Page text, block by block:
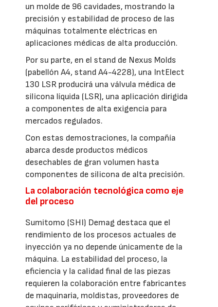
un molde de 96 cavidades, mostrando la
precisión y estabilidad de proceso de las
máquinas totalmente eléctricas en
aplicaciones médicas de alta producción.
Por su parte, en el stand de Nexus Molds
(pabellón A4, stand A4-4228), una IntElect
130 LSR producirá una válvula médica de
silicona líquida (LSR), una aplicación dirigida
a componentes de alta exigencia para
mercados regulados.
Con estas demostraciones, la compañía
abarca desde productos médicos
desechables de gran volumen hasta
componentes de silicona de alta precisión.
La colaboración tecnológica como eje
del proceso
Sumitomo (SHI) Demag destaca que el
rendimiento de los procesos actuales de
inyección ya no depende únicamente de la
máquina. La estabilidad del proceso, la
eficiencia y la calidad final de las piezas
requieren la colaboración entre fabricantes
de maquinaria, moldistas, proveedores de